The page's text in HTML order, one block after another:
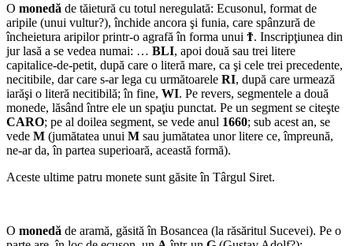
O monedă de tăietură cu totul neregulată: Ecusonul, format de
aripile (unui vultur?), închide ancora şi funia, care spânzură de
încheietura aripilor printr-o agrafă în forma unui Ϯ. Inscripţiunea din
jur lasă a se vedea numai: … BLI, apoi două sau trei litere
capitalice-de-petit, după care o literă mare, ca şi cele trei precedente,
necitibile, dar care s-ar lega cu următoarele RI, după care urmează
iarăşi o literă necitibilă; în fine, WI. Pe revers, segmentele a două
monede, lăsând între ele un spaţiu punctat. Pe un segment se citeşte
CARO; pe al doilea segment, se vede anul 1660; sub acest an, se
vede M (jumătatea unui M sau jumătatea unor litere ce, împreună,
ne-ar da, în partea superioară, această formă).
Aceste ultime patru monete sunt găsite în Târgul Siret.
O monedă de aramă, găsită în Bosancea (la răsăritul Sucevei). Pe o